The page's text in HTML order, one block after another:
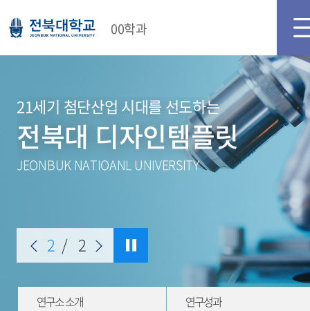
00학과
2 / 2
21세기 첨단산업 시대를 선도하는
전북대 디자인템플릿
JEONBUK NATIOANL UNIVERSITY
연구소 소개
연구성과